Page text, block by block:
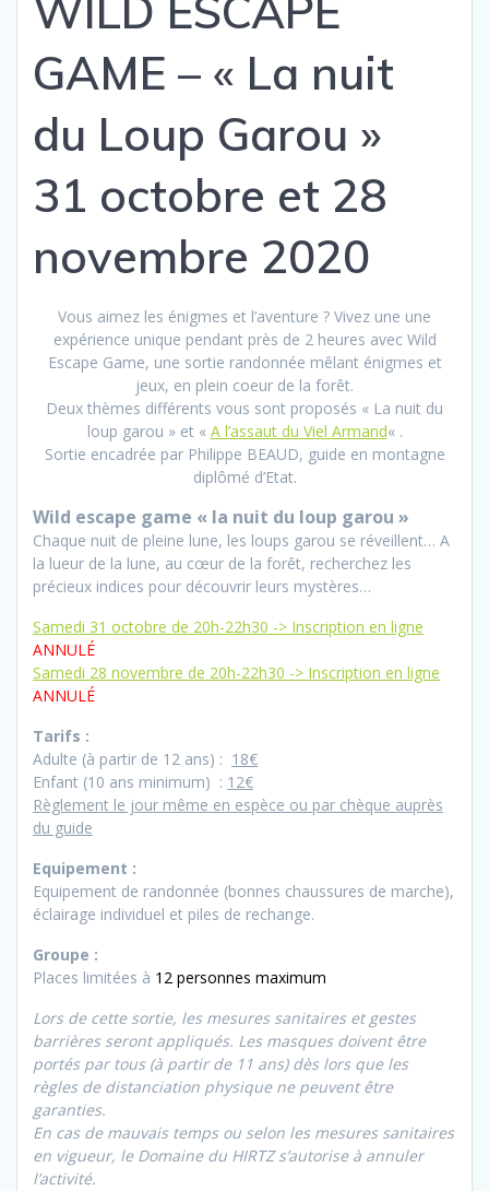
WILD ESCAPE
GAME – « La nuit
du Loup Garou »
31 octobre et 28
novembre 2020
Vous aimez les énigmes et l’aventure ? Vivez une une
expérience unique pendant près de 2 heures avec Wild
Escape Game, une sortie randonnée mêlant énigmes et
jeux, en plein coeur de la forêt.
Deux thèmes différents vous sont proposés « La nuit du
loup garou » et « A l’assaut du Viel Armand« .
Sortie encadrée par Philippe BEAUD, guide en montagne
diplômé d’Etat.
Wild escape game « la nuit du loup garou »
Chaque nuit de pleine lune, les loups garou se réveillent… A
la lueur de la lune, au cœur de la forêt, recherchez les
précieux indices pour découvrir leurs mystères…
Samedi 31 octobre de 20h-22h30 -> Inscription en ligne
ANNULÉ
Samedi 28 novembre de 20h-22h30 -> Inscription en ligne
ANNULÉ
Tarifs :
Adulte (à partir de 12 ans) : 18€
Enfant (10 ans minimum) : 12€
Règlement le jour même en espèce ou par chèque auprès
du guide
Equipement :
Equipement de randonnée (bonnes chaussures de marche),
éclairage individuel et piles de rechange.
Groupe :
Places limitées à 12 personnes maximum
Lors de cette sortie, les mesures sanitaires et gestes
barrières seront appliqués. Les masques doivent être
portés par tous (à partir de 11 ans) dès lors que les
règles de distanciation physique ne peuvent être
garanties.
En cas de mauvais temps ou selon les mesures sanitaires
en vigueur, le Domaine du HIRTZ s’autorise à annuler
l’activité.